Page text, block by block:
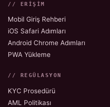
// ERIŞIM
Mobil Giriş Rehberi
iOS Safari Adımları
Android Chrome Adımları
PWA Yükleme
// REGÜLASYON
KYC Prosedürü
AML Politikası